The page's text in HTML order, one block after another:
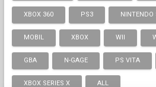
XBOX 360 PS3 NINTENDO
MOBIL XBOX WII
GBA N-GAGE PS VITA
XBOX SERIES X ALL